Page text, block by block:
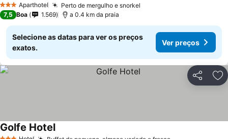
3 EstrelasAparthotel Perto de mergulho e snorkel
7,5 Boa 1.569 a 0.4 km da praia
Selecione as datas para ver os preços
exatos.
Ver preços
Partilhar
Golfe Hotel